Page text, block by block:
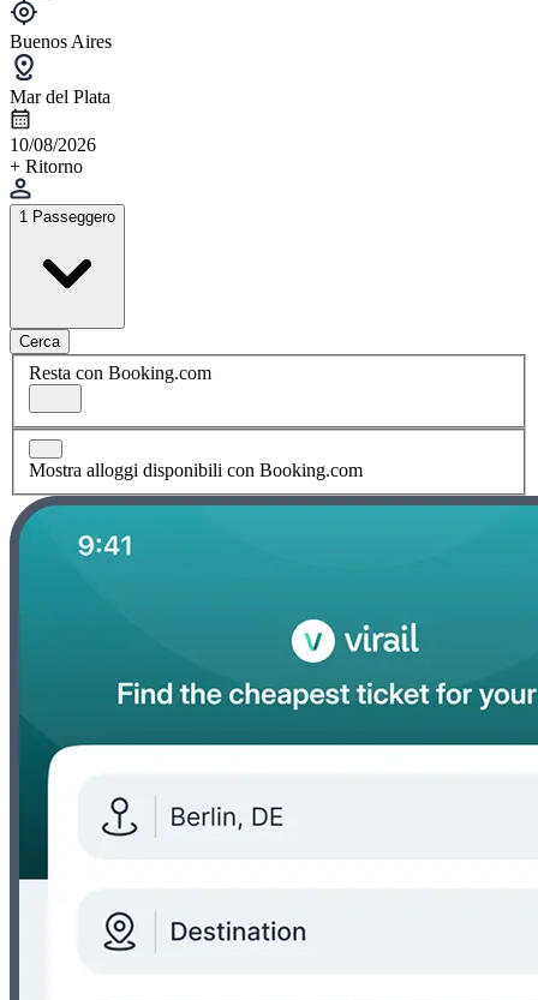
Buenos Aires
Mar del Plata
10/08/2026
+ Ritorno
1 Passeggero
Cerca
Resta con Booking.com
Mostra alloggi disponibili con Booking.com